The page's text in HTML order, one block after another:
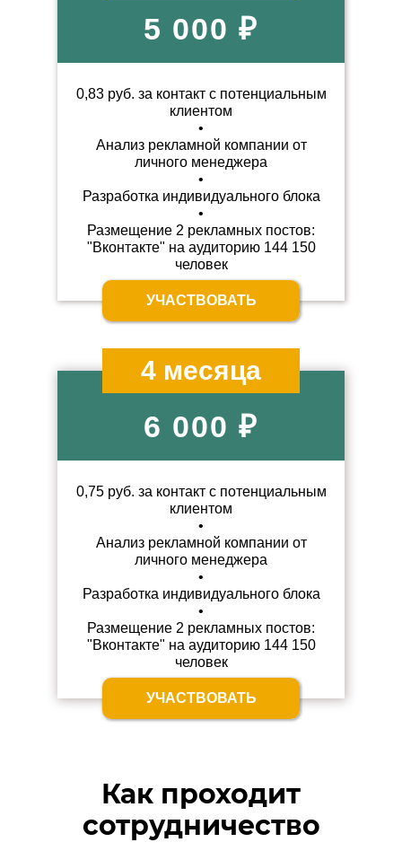
0,83 руб. за контакт с потенциальным
клиентом
•
Анализ рекламной компании от
личного менеджера
•
Разработка индивидуальногоблока
•
Размещение 2 рекламных постов:
"Вконтакте" на аудиторию 144 150
человек
5 000 ₽
УЧАСТВОВАТЬ
0,75 руб. за контакт с потенциальным
клиентом
•
Анализ рекламной компании от
личного менеджера
•
Разработка индивидуальногоблока
•
Размещение 2 рекламных постов:
"Вконтакте" на аудиторию 144 150
человек
4 месяца
6 000 ₽
УЧАСТВОВАТЬ
Как проходит
сотрудничество